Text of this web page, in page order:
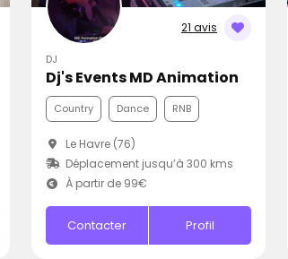
21 avis
DJ
Dj's Events MD Animation
Country Dance RNB
Le Havre (76)
Déplacement jusqu’à 300 kms
À partir de 99€
Contacter Profil